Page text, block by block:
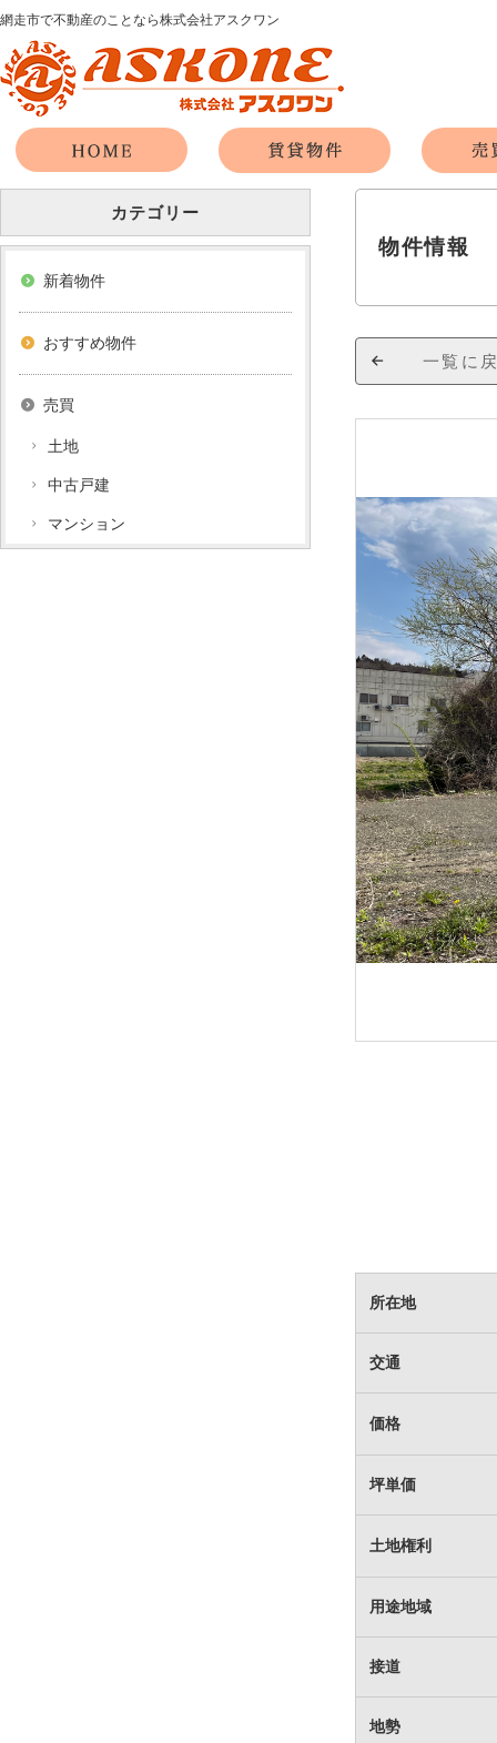
網走市で不動産のことなら株式会社アスクワン
物件情報
一覧に
所在地
交通
価格
坪単価
土地権利
用途地域
接道
地勢
カテゴリー
新着物件
おすすめ物件
売買
土地
中古戸建
マンション